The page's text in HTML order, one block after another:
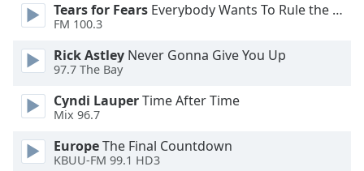
Font
Edge
Style
Tears for Fears Everybody Wants To Rule the World
FM 100.3
Rick Astley Never Gonna Give You Up
97.7 The Bay
Cyndi LauperTime After Time
Mix 96.7
EuropeThe Final Countdown
KBUU-FM 99.1 HD3